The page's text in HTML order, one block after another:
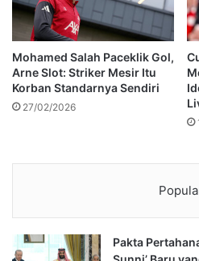
Mohamed Salah Paceklik Gol,
Arne Slot: Striker Mesir Itu
Korban Standarnya Sendiri
27/02/2026
Pakta